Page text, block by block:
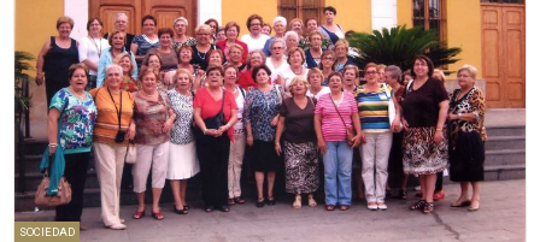
SOCIEDAD